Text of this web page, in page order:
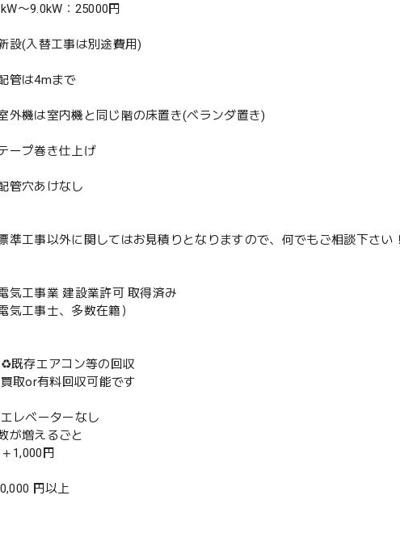
〜9.0kW：25000円
設(入替工事は別途費用)
管は4mまで
外機は室内機と同じ階の床置き(ベランダ置き)
ープ巻き仕上げ
管穴あけなし
準工事以外に関してはお見積りとなりますので、何でもご相談下さい！
気工事業 建設業許可 取得済み
電気工事士、多数在籍）
既存エアコン等の回収
取or有料回収可能です
レベーターなし
が増えるごと
1,000円
円以上